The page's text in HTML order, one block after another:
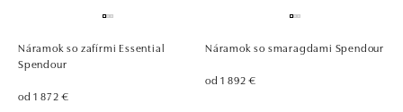
Náramok so zafírmi Essential
Spendour
od 1 872 €
Náramok so smaragdami Spendour
od 1 892 €